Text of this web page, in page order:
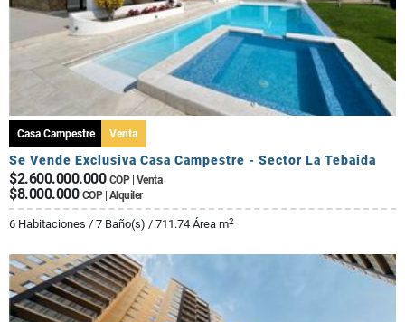
Casa Campestre Venta
Se Vende Exclusiva Casa Campestre - Sector La Tebaida
$2.600.000.000 COP | Venta
$8.000.000 COP | Alquiler
6 Habitaciones / 7 Baño(s) / 711.74 Área m2